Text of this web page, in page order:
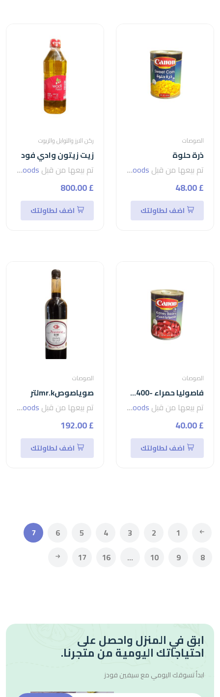
الصوصات
ذرة حلوة
تم بيعها من قبل seven foods
£ 48.00
اضف لطاولتك
ركن الارز والتوابل والزيوت
زيت زيتون وادي فود
تم بيعها من قبل seven foods
£ 800.00
اضف لطاولتك
الصوصات
فاصوليا حمراء -400جرام
تم بيعها من قبل seven foods
£ 40.00
اضف لطاولتك
الصوصات
صوياصوصmr.kلتر
تم بيعها من قبل seven foods
£ 192.00
اضف لطاولتك
1
2
3
4
5
6
7
8
9
10
...
16
17
ابق في المنزل واحصل على
احتياجاتك اليومية من متجرنا.
ابدأ تسوقك اليومي معسيفين فودز